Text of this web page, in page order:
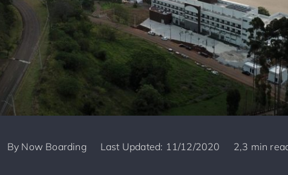
By Now Boarding Last Updated: 11/12/2020 2,3 min